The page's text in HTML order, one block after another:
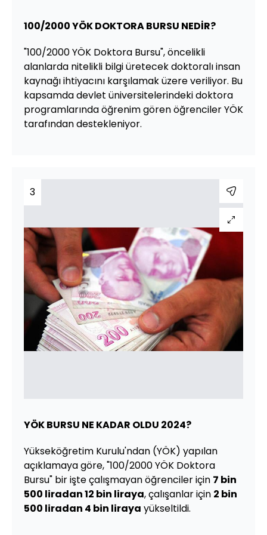
100/2000 YÖK DOKTORA BURSU NEDİR?
"100/2000 YÖK Doktora Bursu", öncelikli
alanlarda nitelikli bilgi üretecek doktoralı insan
kaynağı ihtiyacını karşılamak üzere veriliyor. Bu
kapsamda devlet üniversitelerindeki doktora
programlarında öğrenim gören öğrenciler YÖK
tarafından destekleniyor.
3
YÖK BURSU NE KADAR OLDU 2024?
Yükseköğretim Kurulu'ndan (YÖK) yapılan
açıklamaya göre, "100/2000 YÖK Doktora
Bursu" bir işte çalışmayan öğrenciler için 7 bin
500 liradan 12 bin liraya, çalışanlar için 2 bin
500 liradan 4 bin liraya yükseltildi.